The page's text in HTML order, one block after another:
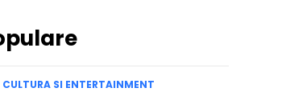
CULTURA SI ENTERTAINMENT